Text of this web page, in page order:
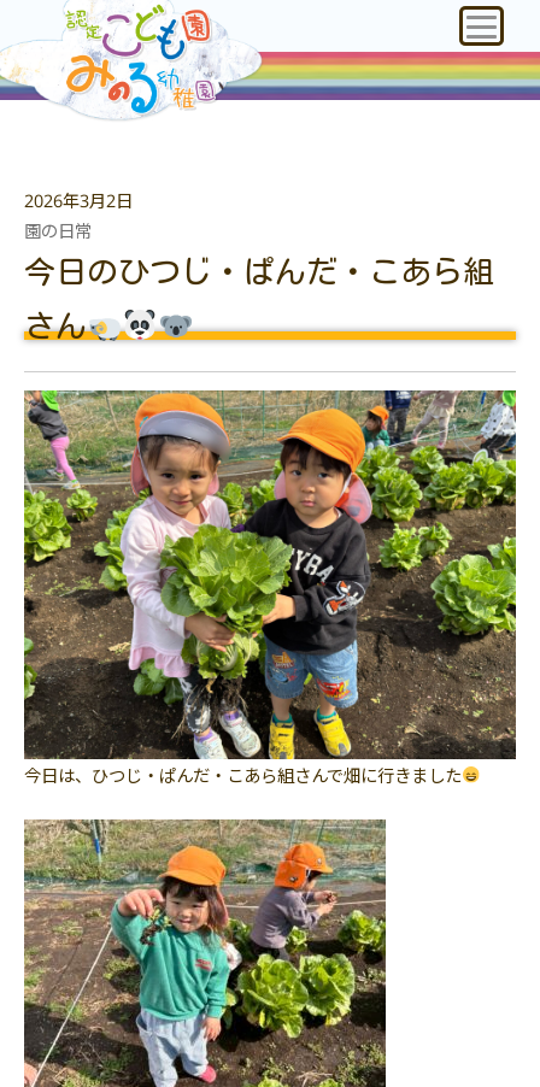
2026年3月2日
園の日常
今日のひつじ・ぱんだ・こあら組
さん
今日は、ひつじ・ぱんだ・こあら組さんで畑に行きました